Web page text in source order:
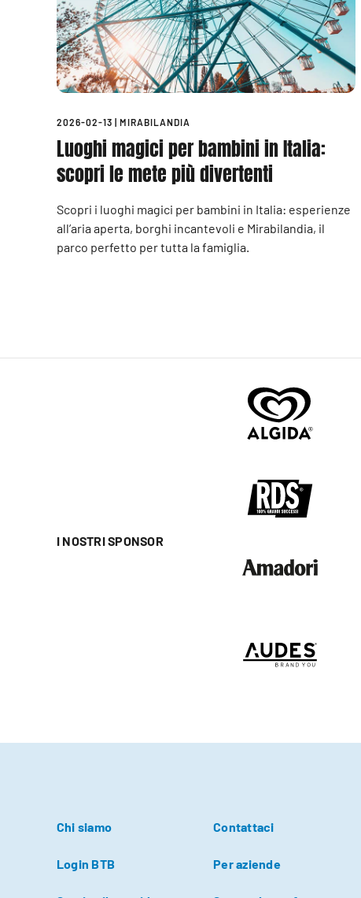
2026-02-13 | MIRABILANDIA
Luoghi magici per bambini in Italia:
scopri le mete più divertenti
Scopri i luoghi magici per bambini in Italia: esperienze
all’aria aperta, borghi incantevoli e Mirabilandia, il
parco perfetto per tutta la famiglia.
I NOSTRI SPONSOR
Chi siamo Contattaci
Login BTB Per aziende